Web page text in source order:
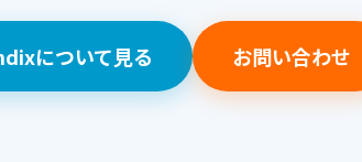
について見る お問い合わせ